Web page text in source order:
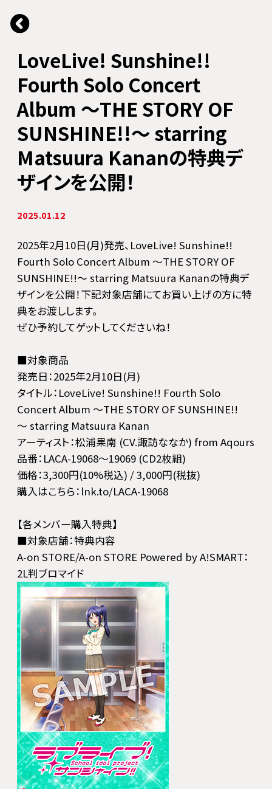
LoveLive! Sunshine!!
Fourth Solo Concert
Album ～THE STORY OF
SUNSHINE!!～ starring
Matsuura Kananの特典デ
ザインを公開！
2025.01.12
2025年2月10日(月)発売、LoveLive! Sunshine!!
Fourth Solo Concert Album ～THE STORY OF
SUNSHINE!!～ starring Matsuura Kananの特典デ
ザインを公開！下記対象店舗にてお買い上げの方に特
典をお渡しします。
ぜひ予約してゲットしてくださいね！
■対象商品
発売日：2025年2月10日(月)
タイトル：LoveLive! Sunshine!! Fourth Solo
Concert Album ～THE STORY OF SUNSHINE!!
～ starring Matsuura Kanan
アーティスト：松浦果南 (CV.諏訪ななか) from Aqours
品番：LACA-19068～19069 (CD2枚組)
価格：3,300円(10%税込) / 3,000円(税抜)
購入はこちら： lnk.to/LACA-19068
【各メンバー購入特典】
■対象店舗：特典内容
A-on STORE/A-on STORE Powered by A!SMART：
2L判ブロマイド